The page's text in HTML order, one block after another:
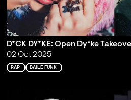
D*CK DY*KE: Open Dy*ke
02 Oct 2025
RAP BAILE FUNK